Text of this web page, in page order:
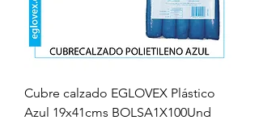
Cubre calzado EGLOVEX Plástico
Azul 19x41cms BOLSA1X100Und